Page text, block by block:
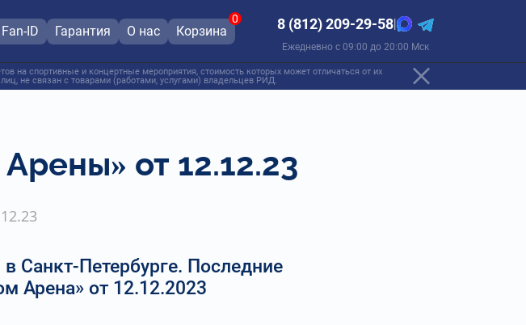
Fan-ID Гарантия О нас Корзина
0 8 (812) 209-29-58|
Ежедневно с 09:00 до 20:00 Мск
на спортивные и концертные мероприятия, стоимость которых может отличаться от их
не связан с товарами (работами, услугами) владельцев РИД.
от 12.12.23
Санкт-Петербурге. Последние
Арена» от 12.12.2023